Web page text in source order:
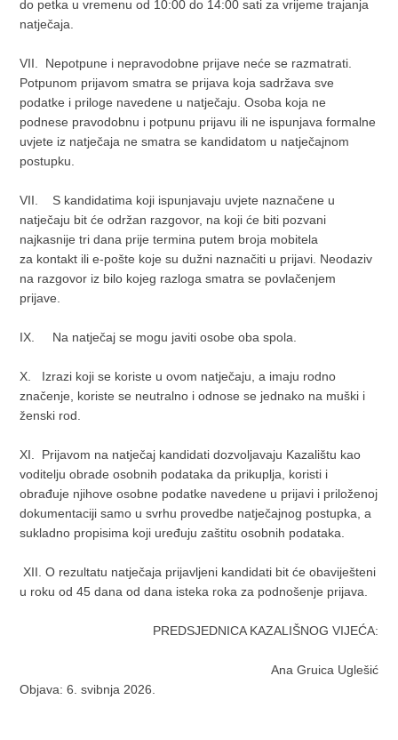
do petka u vremenu od 10:00 do 14:00 sati za vrijeme trajanja
natječaja.
VII. Nepotpune i nepravodobne prijave neće se razmatrati.
Potpunom prijavom smatra se prijava koja sadržava sve
podatke i priloge navedene u natječaju. Osoba koja ne
podnese pravodobnu i potpunu prijavu ili ne ispunjava formalne
uvjete iz natječaja ne smatra se kandidatom u natječajnom
postupku.
VII. S kandidatima koji ispunjavaju uvjete naznačene u
natječaju bit će održan razgovor, na koji će biti pozvani
najkasnije tri dana prije termina putem broja mobitela
za kontakt ili e-pošte koje su dužni naznačiti u prijavi. Neodaziv
na razgovor iz bilo kojeg razloga smatra se povlačenjem
prijave.
IX. Na natječaj se mogu javiti osobe oba spola.
X. Izrazi koji se koriste u ovom natječaju, a imaju rodno
značenje, koriste se neutralno i odnose se jednako na muški i
ženski rod.
XI. Prijavom na natječaj kandidati dozvoljavaju Kazalištu kao
voditelju obrade osobnih podataka da prikuplja, koristi i
obrađuje njihove osobne podatke navedene u prijavi i priloženoj
dokumentaciji samo u svrhu provedbe natječajnog postupka, a
sukladno propisima koji uređuju zaštitu osobnih podataka.
XII. O rezultatu natječaja prijavljeni kandidati bit će obaviješteni
u roku od 45 dana od dana isteka roka za podnošenje prijava.
PREDSJEDNICA KAZALIŠNOG VIJEĆA:
Ana Gruica Uglešić
Objava: 6. svibnja 2026.